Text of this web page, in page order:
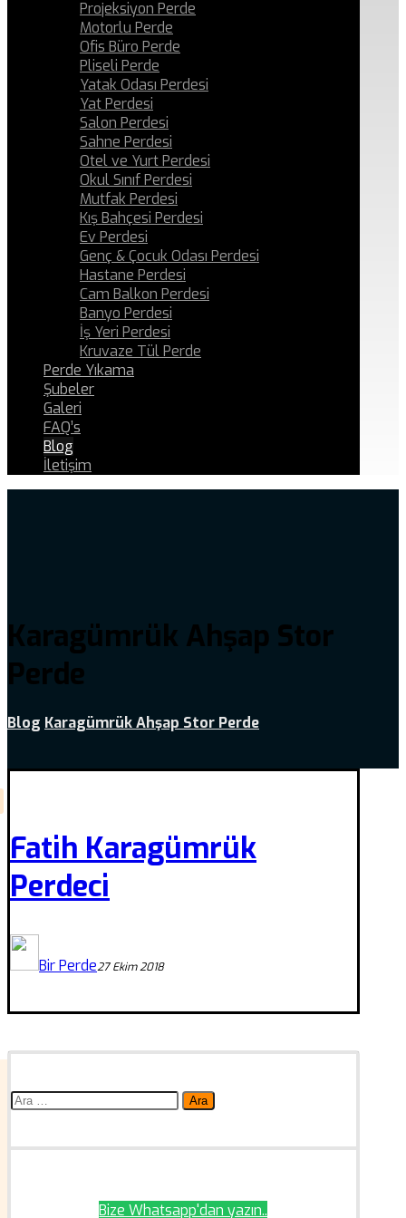
Projeksiyon Perde
Motorlu Perde
Ofis Büro Perde
Pliseli Perde
Yatak Odası Perdesi
Yat Perdesi
Salon Perdesi
Sahne Perdesi
Otel ve Yurt Perdesi
Okul Sınıf Perdesi
Mutfak Perdesi
Kış Bahçesi Perdesi
Ev Perdesi
Genç & Çocuk Odası Perdesi
Hastane Perdesi
Cam Balkon Perdesi
Banyo Perdesi
İş Yeri Perdesi
Kruvaze Tül Perde
Perde Yıkama
Şubeler
Galeri
FAQ’s
Blog
İletişim
Karagümrük Ahşap Stor
Perde
Blog Karagümrük Ahşap Stor Perde
Fatih Karagümrük
Perdeci
Bir Perde27 Ekim 2018
Arama:
Bize Whatsapp'dan yazın..